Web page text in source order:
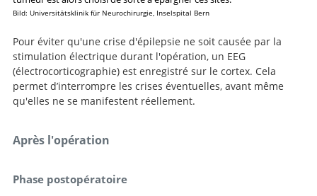
Bild: Universitätsklinik für Neurochirurgie, Inselspital Bern
Pour éviter qu'une crise d'épilepsie ne soit causée par la
stimulation électrique durant l'opération, un EEG
(électrocorticographie) est enregistré sur le cortex. Cela
permet d’interrompre les crises éventuelles, avant même
qu'elles ne se manifestent réellement.
Après l'opération
Phase postopératoire